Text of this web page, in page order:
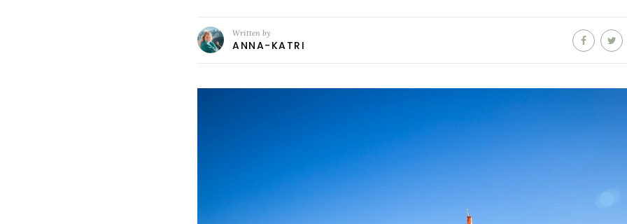
Written by
ANNA-KATRI